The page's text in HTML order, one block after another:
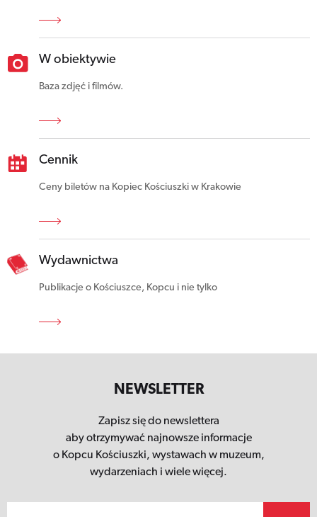
W obiektywie
Baza zdjęć i filmów.
Cennik
Ceny biletów na Kopiec Kościuszki w Krakowie
Wydawnictwa
Publikacje o Kościuszce, Kopcu i nie tylko
NEWSLETTER
Zapisz się do newslettera
aby otrzymywać najnowsze informacje
o Kopcu Kościuszki, wystawach w muzeum,
wydarzeniach i wiele więcej.